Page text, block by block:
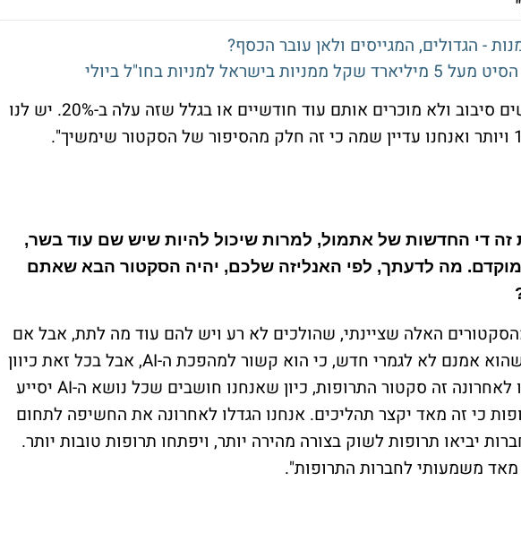
- הגדולים, המגייסים ולאן עובר הכסף?
למניות בחו"ל ביולי
"אנחנו נמצאים שם ולא עושים סיבוב ולא מוכרים אותם עוד חודשיים או בגלל שזה עלה ב-20%. יש לנו
זה די החדשות של אתמול, למרות שיכול להיות שיש שם עוד בשר,
מה לדעתך, לפי האנליזה שלכם, יהיה הסקטור הבא שאתם
האלה שציינתי, שהולכים לא רע ויש להם עוד מה לתת, אבל אם
אמנם לא לגמרי חדש, כי הוא קשור למהפכת ה-AI, אבל בכל זאת כיוון
לאחרונה זה סקטור התרופות, כיון שאנחנו חושבים שכל נושא ה-AI יסייע
כי זה מאד יקצר תהליכים. אנחנו הגדלו לאחרונה את החשיפה לתחום
יביאו תרופות לשוק בצורה מהירה יותר, ויפתחו תרופות טובות יותר.
מאד משמעותי לחברות התרופות".